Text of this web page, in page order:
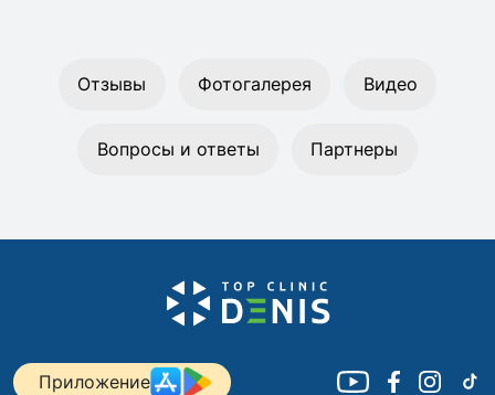
Отзывы Фотогалерея Видео
Вопросы и ответы Партнеры
Приложение